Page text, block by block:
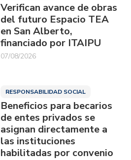
Verifican avance de obras
del futuro Espacio TEA
en San Alberto,
financiado por ITAIPU
07/08/2026
RESPONSABILIDAD SOCIAL
Beneficios para becarios
de entes privados se
asignan directamente a
las instituciones
habilitadas por convenio